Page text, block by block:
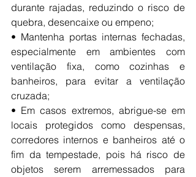
durante rajadas, reduzindo o risco de
quebra, desencaixe ou empeno;
•⁠ ⁠Mantenha portas internas fechadas,
especialmente em ambientes com
ventilação fixa, como cozinhas e
banheiros, para evitar a ventilação
cruzada;
•⁠ ⁠Em casos extremos, abrigue-se em
locais protegidos como despensas,
corredores internos e banheiros até o
fim da tempestade, pois há risco de
objetos serem arremessados para